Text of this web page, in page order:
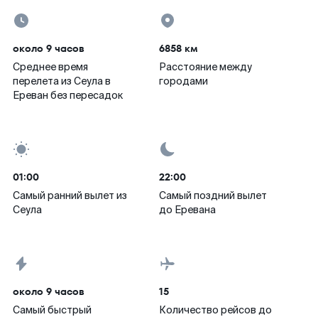
около 9 часов
Среднее время
перелета из Сеула в
Ереван без пересадок
6858 км
Расстояние между
городами
01:00
Самый ранний вылет из
Сеула
22:00
Самый поздний вылет
до Еревана
около 9 часов
Самый быстрый
15
Количество рейсов до